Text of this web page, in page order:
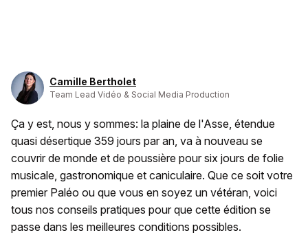
Camille Bertholet
Team Lead Vidéo & Social Media Production
Ça y est, nous y sommes: la plaine de l'Asse, étendue
quasi désertique 359 jours par an, va à nouveau se
couvrir de monde et de poussière pour six jours de folie
musicale, gastronomique et caniculaire. Que ce soit votre
premier Paléo ou que vous en soyez un vétéran, voici
tous nos conseils pratiques pour que cette édition se
passe dans les meilleures conditions possibles.